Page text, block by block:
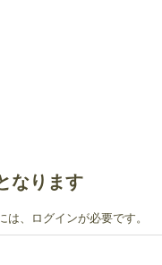
なります
、ログインが必要です。